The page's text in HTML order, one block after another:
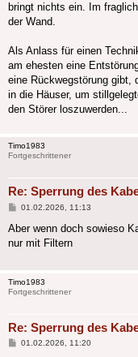
bringt nichts ein. Im
der Wand.
Als Anlass für einen
am ehesten eine
eine Rückwegstörung gibt,
in die Häuser, um
den Störer loszuwerden...
Timo1983
Fortgeschrittener
Re: Sperrung des
Beitrag
01.02.2026, 11:13
Aber wenn doch sowieso
nur mit Filtern
Timo1983
Fortgeschrittener
Re: Sperrung des
Beitrag
01.02.2026, 11:20